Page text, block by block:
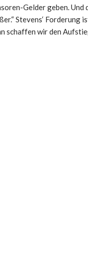
Gelder geben. Und
Stevens‘ Forderung
schaffen wir den